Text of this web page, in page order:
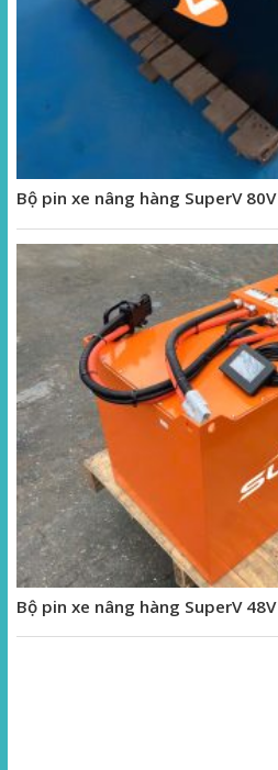
Bộ pin xe nâng hàng SuperV
Bộ pin xe nâng hàng SuperV